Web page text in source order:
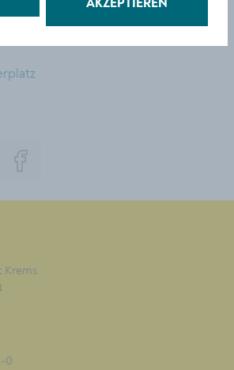
Krems
0
AKZEPTIEREN